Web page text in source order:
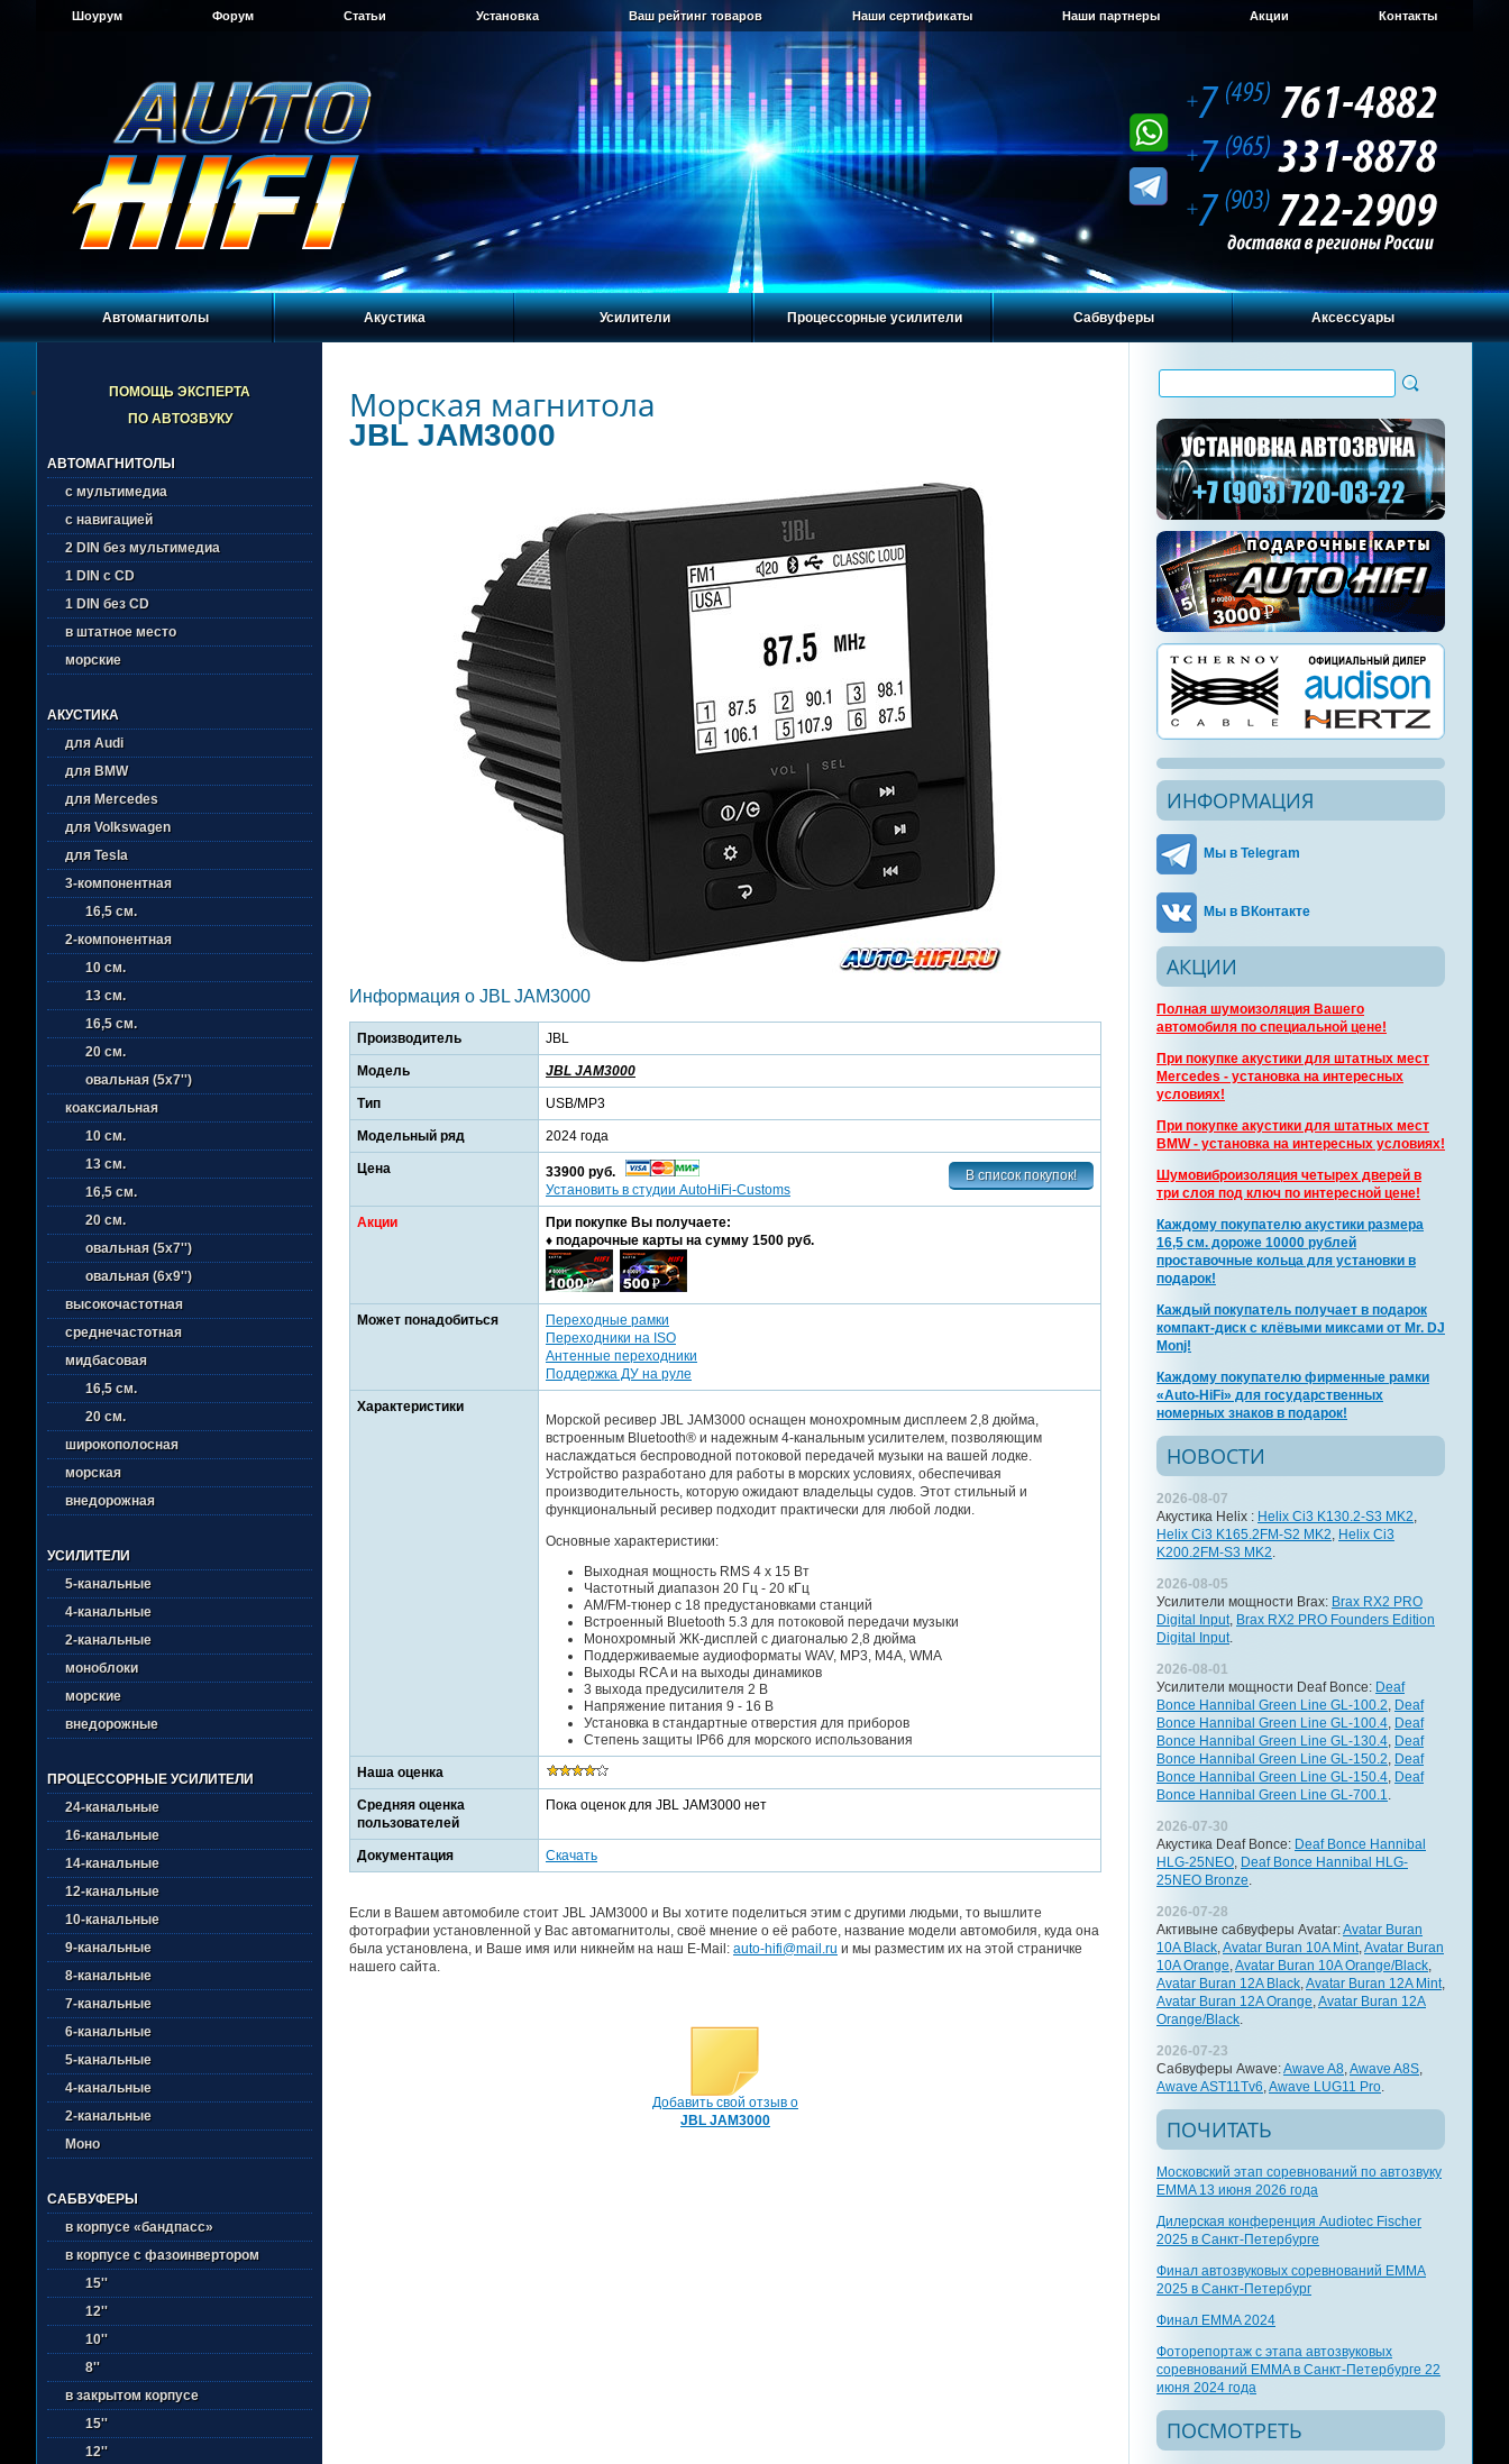
Шоурум Форум Статьи Установка Ваш рейтинг товаров Наши сертификаты Наши партнеры Акции Контакты
Автомагнитолы Акустика Усилители Процессорные усилители Сабвуферы Аксессуары
ПОМОЩЬ ЭКСПЕРТА
ПО АВТОЗВУКУ
АВТОМАГНИТОЛЫ
с мультимедиа
с навигацией
2 DIN без мультимедиа
1 DIN с CD
1 DIN без CD
в штатное место
морские
АКУСТИКА
для Audi
для BMW
для Mercedes
для Volkswagen
для Tesla
3-компонентная
16,5 см.
2-компонентная
10 см.
13 см.
16,5 см.
20 см.
овальная (5х7'')
коаксиальная
10 см.
13 см.
16,5 см.
20 см.
овальная (5х7'')
овальная (6х9'')
высокочастотная
среднечастотная
мидбасовая
16,5 см.
20 см.
широкополосная
морская
внедорожная
УСИЛИТЕЛИ
5-канальные
4-канальные
2-канальные
моноблоки
морские
внедорожные
ПРОЦЕССОРНЫЕ УСИЛИТЕЛИ
24-канальные
16-канальные
14-канальные
12-канальные
10-канальные
9-канальные
8-канальные
7-канальные
6-канальные
5-канальные
4-канальные
2-канальные
Моно
САБВУФЕРЫ
в корпусе «бандпасс»
в корпусе с фазоинвертором
15''
12''
10''
8''
в закрытом корпусе
15''
12''
Морская магнитола
JBL JAM3000
Информация о JBL JAM3000
Производитель JBL
Модель JBL JAM3000
Тип USB/MP3
Модельный ряд 2024 года
Цена
33900 руб.
Установить в студии AutoHiFi-Customs
Акции
При покупке Вы получаете:
♦ подарочные карты на сумму 1500 руб.
Может понадобиться
Переходные рамки
Переходники на ISO
Антенные переходники
Поддержка ДУ на руле
Характеристики
Морской ресивер JBL JAM3000 оснащен монохромным дисплеем 2,8 дюйма,
встроенным Bluetooth® и надежным 4-канальным усилителем, позволяющим
наслаждаться беспроводной потоковой передачей музыки на вашей лодке.
Устройство разработано для работы в морских условиях, обеспечивая
производительность, которую ожидают владельцы судов. Этот стильный и
функциональный ресивер подходит практически для любой лодки.
Основные характеристики:
Выходная мощность RMS 4 x 15 Вт
Частотный диапазон 20 Гц - 20 кГц
AM/FM-тюнер с 18 предустановками станций
Встроенный Bluetooth 5.3 для потоковой передачи музыки
Монохромный ЖК-дисплей с диагональю 2,8 дюйма
Поддерживаемые аудиоформаты WAV, MP3, M4A, WMA
Выходы RCA и на выходы динамиков
3 выхода предусилителя 2 В
Напряжение питания 9 - 16 В
Установка в стандартные отверстия для приборов
Степень защиты IP66 для морского использования
Наша оценка
Средняя оценка
пользователей
Пока оценок для JBL JAM3000 нет
Документация Скачать
Если в Вашем автомобиле стоит JBL JAM3000 и Вы хотите поделиться этим с другими людьми, то вышлите
фотографии установленной у Вас автомагнитолы, своё мнение о её работе, название модели автомобиля, куда она
была установлена, и Ваше имя или никнейм на наш E-Mail: auto-hifi@mail.ru и мы разместим их на этой страничке
нашего сайта.
Добавить свой отзыв о
JBL JAM3000
ИНФОРМАЦИЯ
Мы в Telegram
Мы в ВКонтакте
АКЦИИ
Полная шумоизоляция Вашего
автомобиля по специальной цене!
При покупке акустики для штатных мест
Mercedes - установка на интересных
условиях!
При покупке акустики для штатных мест
BMW - установка на интересных условиях!
Шумовиброизоляция четырех дверей в
три слоя под ключ по интересной цене!
Каждому покупателю акустики размера
16,5 см. дороже 10000 рублей
проставочные кольца для установки в
подарок!
Каждый покупатель получает в подарок
компакт-диск с клёвыми миксами от Mr. DJ
Monj!
Каждому покупателю фирменные рамки
«Auto-HiFi» для государственных
номерных знаков в подарок!
НОВОСТИ
2026-08-07
Акустика Helix : Helix Ci3 K130.2-S3 MK2,
Helix Ci3 K165.2FM-S2 MK2, Helix Ci3
K200.2FM-S3 MK2.
2026-08-05
Усилители мощности Brax: Brax RX2 PRO
Digital Input, Brax RX2 PRO Founders Edition
Digital Input.
2026-08-01
Усилители мощности Deaf Bonce: Deaf
Bonce Hannibal Green Line GL-100.2, Deaf
Bonce Hannibal Green Line GL-100.4, Deaf
Bonce Hannibal Green Line GL-130.4, Deaf
Bonce Hannibal Green Line GL-150.2, Deaf
Bonce Hannibal Green Line GL-150.4, Deaf
Bonce Hannibal Green Line GL-700.1.
2026-07-30
Акустика Deaf Bonce: Deaf Bonce Hannibal
HLG-25NEO, Deaf Bonce Hannibal HLG-
25NEO Bronze.
2026-07-28
Активыне сабвуферы Avatar:Avatar Buran
10A Black,Avatar Buran 10A Mint,Avatar Buran
10A Orange,Avatar Buran 10A Orange/Black,
Avatar Buran 12A Black,Avatar Buran 12A Mint,
Avatar Buran 12A Orange,Avatar Buran 12A
Orange/Black.
2026-07-23
Сабвуферы Awave:Awave A8,Awave A8S,
Awave AST11Tv6,Awave LUG11 Pro.
ПОЧИТАТЬ
Московский этап соревнований по автозвуку
EMMA 13 июня 2026 года
Дилерская конференция Audiotec Fischer
2025 в Санкт-Петербурге
Финал автозвуковых соревнований EMMA
2025 в Санкт-Петербург
Финал EMMA 2024
Фоторепортаж с этапа автозвуковых
соревнований EMMA в Санкт-Петербурге 22
июня 2024 года
ПОСМОТРЕТЬ